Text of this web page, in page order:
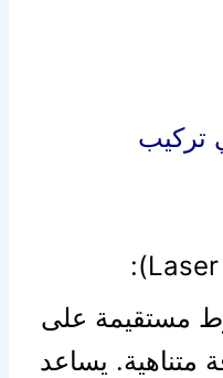
تركيب
مستقيمة على
متناهية. يساعد